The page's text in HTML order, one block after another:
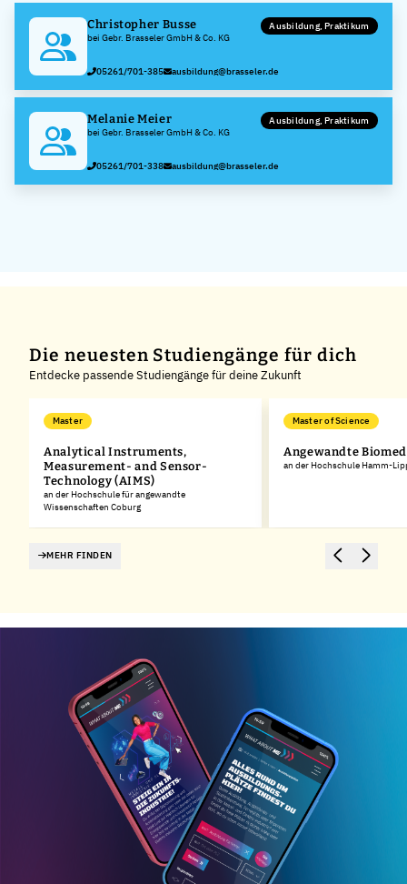
Christopher Busse
bei Gebr. Brasseler GmbH & Co. KG
Ausbildung, Praktikum
05261/701-385 ausbildung@brasseler.de
Melanie Meier
bei Gebr. Brasseler GmbH & Co. KG
Ausbildung, Praktikum
05261/701-338 ausbildung@brasseler.de
Die neuesten Studiengänge für dich
Entdecke passende Studiengänge für deine Zukunft
Master
Analytical Instruments,
Measurement- and Sensor-
Technology (AIMS)
an der Hochschule für angewandte
Wissenschaften Coburg
Master of Science
Angewandte
an der Hochschule Hamm-
MEHR FINDEN